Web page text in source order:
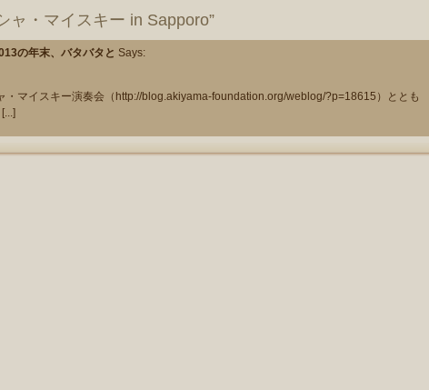
ャ・マイスキー in Sapporo”
の年末、バタバタと Says:
マイスキー演奏会（http://blog.akiyama-foundation.org/weblog/?p=18615）ととも